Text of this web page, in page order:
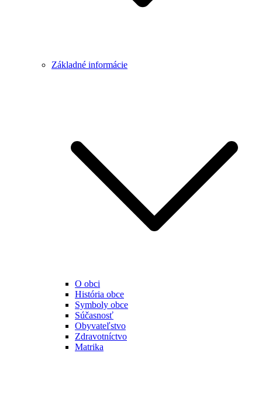
Základné informácie
O obci
História obce
Symboly obce
Súčasnosť
Obyvateľstvo
Zdravotníctvo
Matrika